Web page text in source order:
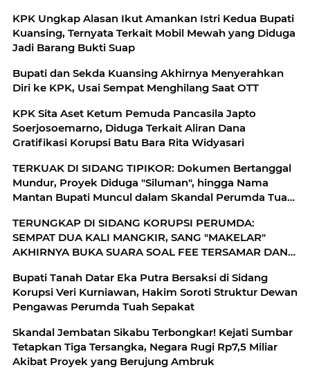
KPK Ungkap Alasan Ikut Amankan Istri Kedua Bupati
Kuansing, Ternyata Terkait Mobil Mewah yang Diduga
Jadi Barang Bukti Suap
Bupati dan Sekda Kuansing Akhirnya Menyerahkan
Diri ke KPK, Usai Sempat Menghilang Saat OTT
KPK Sita Aset Ketum Pemuda Pancasila Japto
Soerjosoemarno, Diduga Terkait Aliran Dana
Gratifikasi Korupsi Batu Bara Rita Widyasari
TERKUAK DI SIDANG TIPIKOR: Dokumen Bertanggal
Mundur, Proyek Diduga "Siluman", hingga Nama
Mantan Bupati Muncul dalam Skandal Perumda Tuah
TERUNGKAP DI SIDANG KORUPSI PERUMDA:
SEMPAT DUA KALI MANGKIR, SANG "MAKELAR"
AKHIRNYA BUKA SUARA SOAL FEE TERSAMAR DAN
Bupati Tanah Datar Eka Putra Bersaksi di Sidang
Korupsi Veri Kurniawan, Hakim Soroti Struktur Dewan
Pengawas Perumda Tuah Sepakat
Skandal Jembatan Sikabu Terbongkar! Kejati Sumbar
Tetapkan Tiga Tersangka, Negara Rugi Rp7,5 Miliar
Akibat Proyek yang Berujung Ambruk